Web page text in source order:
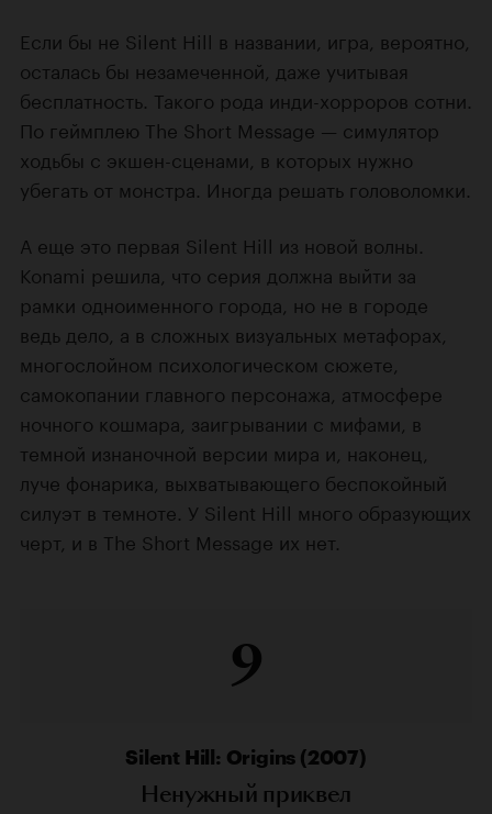
Если бы не Silent Hill в названии, игра, вероятно,
осталась бы незамеченной, даже учитывая
бесплатность. Такого рода инди-хорроров сотни.
По геймплею The Short Message — симулятор
ходьбы с экшен-сценами, в которых нужно
убегать от монстра. Иногда решать головоломки.
А еще это первая Silent Hill из новой волны.
Konami решила, что серия должна выйти за
рамки одноименного города, но не в городе
ведь дело, а в сложных визуальных метафорах,
многослойном психологическом сюжете,
самокопании главного персонажа, атмосфере
ночного кошмара, заигрывании с мифами, в
темной изнаночной версии мира и, наконец,
луче фонарика, выхватывающего беспокойный
силуэт в темноте. У Silent Hill много образующих
черт, и в The Short Message их нет.
9
Silent Hill: Origins (2007)
Ненужный приквел